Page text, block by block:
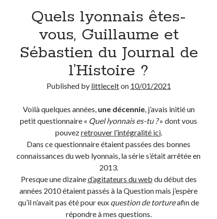
Derniers Commentaires
dans
JFdansC’était pas mieux avant… à Lyon
Comment j’ai opéré ma vélorution toute personnelle
Comment j’ai opéré ma vélorution toute personnelle
Renaud DucherdansComment j’ai opéré ma vélorution toute
Commentaires récents
Entretien ménager
T’as vu quoi ? #52
C’était pas mieux avant… à Lyon
Anthonydans
Comment j’ai opéré ma vélorution toute personnelle
Comment j’ai opéré ma vélorution toute
personnelle
Quels lyonnais êtes-
vous, Guillaume et
Sébastien du Journal de
l’Histoire ?
Published by littlecelton 10/01/2021
Voilà quelques années, une décennie, j’avais initié un
petit questionnaire « Quel lyonnais es-tu ?» dont vous
pouvezretrouver l’intégralité ici.
Dans ce questionnaire étaient passées des bonnes
connaissances du web lyonnais, la série s’était arrêtée en
2013.
Presque une dizained’agitateurs du web du début des
années 2010 étaient passés à la Question mais j’espère
qu’il n’avait pas été pour eux question de tortureafin de
répondre à mes questions.